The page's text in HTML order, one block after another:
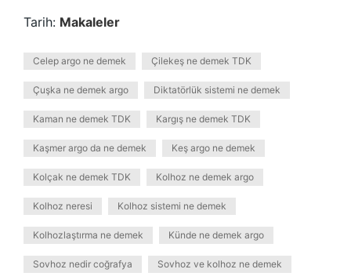
Tarih: Makaleler
Celep argo ne demek Çilekeş ne demek TDK
Çuşka ne demek argo Diktatörlük sistemi ne demek
Kaman ne demek TDK Kargış ne demek TDK
Kaşmer argo da ne demek Keş argo ne demek
Kolçak ne demek TDK Kolhoz ne demek argo
Kolhoz neresi Kolhoz sistemi ne demek
Kolhozlaştırma ne demek Künde ne demek argo
Sovhoz nedir coğrafya Sovhoz ve kolhoz ne demek